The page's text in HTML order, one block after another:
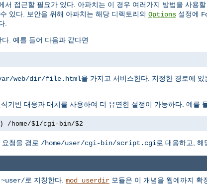
서 접근할 필요가 있다. 아파치는 이 경우 여러가지 방법을 사용
있다. 보안을 위해 아파치는 해당 디렉토리의 Options 설정에
.
. 예를 들어 다음과 같다면
web/dir/file.html을 가지고 서비스한다. 지정한 경로에
기반 대응과 대치를 사용하여 더 유연한 설정이 가능하다. 예를
/home/$1/cgi-bin/$2
요청을 경로 /home/user/cgi-bin/script.cgi로 대응하고, 해
~user/로 지칭한다. mod_userdir 모듈은 이 개념을 웹에까지